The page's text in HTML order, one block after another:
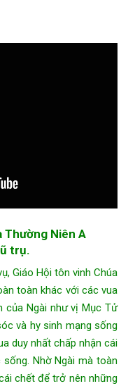
Thường Niên A
trụ.
Giáo Hội tôn vinh Chúa
toàn khác với các vua
của Ngài như vị Mục Tử
và hy sinh mạng sống
duy nhất chấp nhận cái
Nhờ Ngài mà toàn
chết để trở nên những